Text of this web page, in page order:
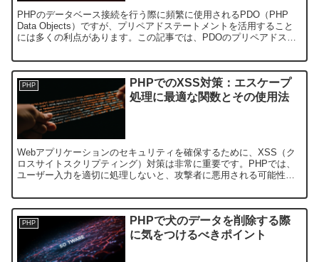
PHPのデータベース接続を行う際に頻繁に使用されるPDO（PHP
Data Objects）ですが、プリペアドステートメントを活用すること
には多くの利点があります。この記事では、PDOのプリペアドステ
PHP
PHPでのXSS対策：エスケープ
処理に最適な関数とその使用法
Webアプリケーションのセキュリティを確保するために、XSS（ク
ロスサイトスクリプティング）対策は非常に重要です。PHPでは、
ユーザー入力を適切に処理しないと、攻撃者に悪用される可能性が
PHP
PHPで犬のデータを削除する際
に気をつけるべきポイント